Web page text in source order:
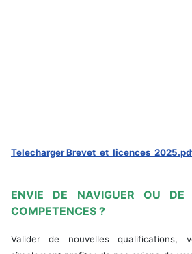
Telecharger
ENVIE DE NAVIGUER OU DE
COMPETENCES ?
Valider de nouvelles qualifications,